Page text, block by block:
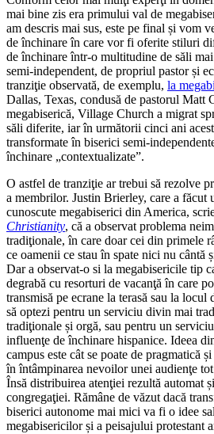
mai bine zis era primului val de
am descris mai sus, este pe final și vom
de închinare în care vor fi oferite stiluri
de închinare într-o multitudine de săli
semi-independent, de propriul pastor și
tranziţie observată, de exemplu, la
Dallas, Texas, condusă de pastorul Matt
megabiserică, Village Church a migrat
săli diferite, iar în următorii cinci ani
transformate în biserici semi-
închinare „contextualizate”.
O astfel de tranziţie ar trebui să rezolve
a membrilor. Justin Brierley, care a făcut
cunoscute megabiserici din America,
Christianity, că a observat problema
tradiţionale, în care doar cei din primele
ce oamenii ce stau în spate nici nu cântă
Dar a observat-o si la megabisericile tip
degrabă cu resorturi de vacanţă în care
transmisă pe ecrane la terasă sau la
să optezi pentru un serviciu divin mai
tradiţionale și orgă, sau pentru un
influenţe de închinare hispanice. Ideea
campus este cât se poate de pragmatică
în întâmpinarea nevoilor unei audienţe
Însă distribuirea atenţiei rezultă automat
congregaţiei. Rămâne de văzut dacă
biserici autonome mai mici va fi o idee
megabisericilor și a peisajului protestant